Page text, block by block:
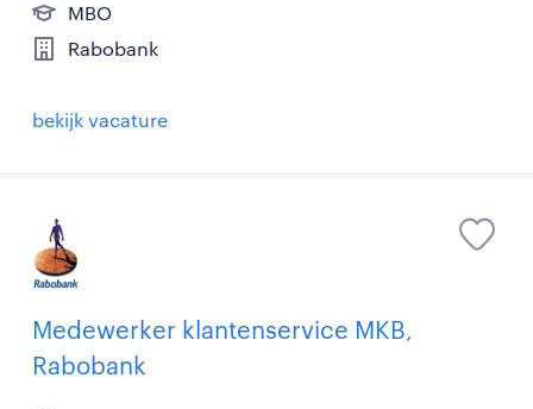
MBO
Rabobank
bekijk vacature
Medewerker klantenservice MKB,
Rabobank